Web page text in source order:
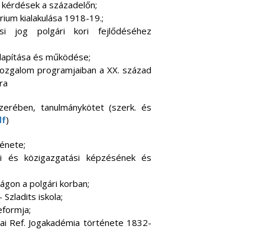
a századelőn;
kialakulása 1918-19.;
jog polgári kori fejlődéséhez
és működése;
programjaiban a XX. század
tanulmánykötet (szerk. és
)
és közigazgatási képzésének és
a polgári korban;
iskola;
Ref. Jogakadémia története 1832-